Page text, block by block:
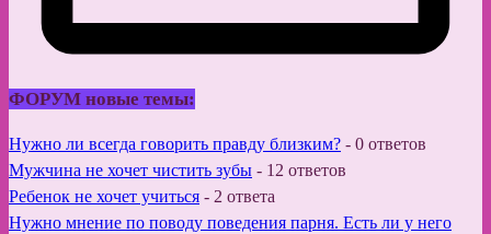
ФОРУМ новые темы:
Нужно ли всегда говорить правду близким? - 0 ответов
Мужчина не хочет чистить зубы - 12 ответов
Ребенок не хочет учиться - 2 ответа
Нужно мнение по поводу поведения парня. Есть ли у него